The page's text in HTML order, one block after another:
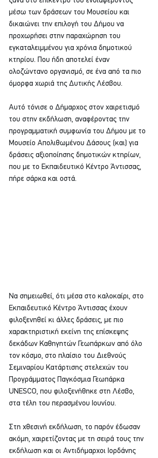
μέσω των δράσεων του Μουσείου και
δικαιώνει την επιλογή του Δήμου να
προχωρήσει στην παραχώρηση του
εγκαταλειμμένου για χρόνια δημοτικού
κτηρίου. Που ήδη αποτελεί έναν
ολοζώντανο οργανισμό, σε ένα από τα πιο
όμορφα χωριά της Δυτικής Λέσβου.
Αυτό τόνισε ο Δήμαρχος στον χαιρετισμό
του στην εκδήλωση, αναφέροντας την
προγραμματική συμφωνία του Δήμου με το
Μουσείο Απολιθωμένου Δάσους (και) για
δράσεις αξιοποίησης δημοτικών κτηρίων,
που με το Εκπαιδευτικό Κέντρο Άντισσας,
πήρε σάρκα και οστά.
Να σημειωθεί, ότι μέσα στο καλοκαίρι, στο
Εκπαιδευτικό Κέντρο Άντισσας έχουν
φιλοξενηθεί κι άλλες δράσεις, με πιο
χαρακτηριστική εκείνη της επίσκεψης
δεκάδων Καθηγητών Γεωπάρκων από όλο
τον κόσμο, στο πλαίσιο του Διεθνούς
Σεμιναρίου Κατάρτισης στελεχών του
Προγράμματος Παγκόσμια Γεωπάρκα
UNESCO, που φιλοξενήθηκε στη Λέσβο,
στα τέλη του περασμένου Ιουνίου.
Στη χθεσινή εκδήλωση, το παρόν έδωσαν
ακόμη, χαιρετίζοντας με τη σειρά τους την
εκδήλωση και οι Αντιδήμαρχοι Ιορδάνης